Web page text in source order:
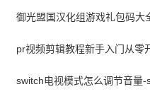
御光盟国汉化组游戏礼包码大